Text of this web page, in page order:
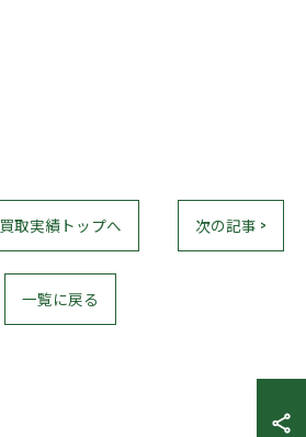
買取実績トップへ 次の記事 >
一覧に戻る